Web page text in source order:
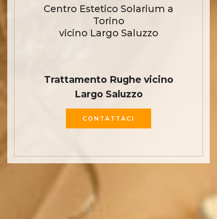
Centro Estetico Solarium a
Torino
vicino Largo Saluzzo
Trattamento Rughe vicino
Largo Saluzzo
CONTATTACI